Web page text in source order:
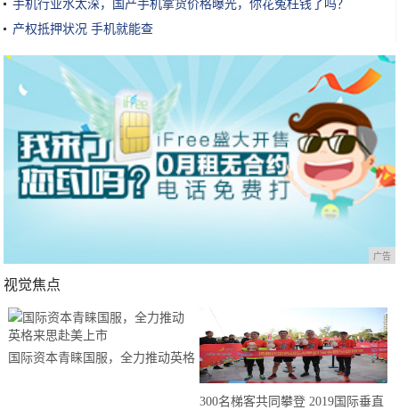
手机行业水太深，国产手机拿货价格曝光，你花冤枉钱了吗？
产权抵押状况 手机就能查
广告
视觉焦点
国际资本青睐国服，全力推动英格
300名梯客共同攀登 2019国际垂直